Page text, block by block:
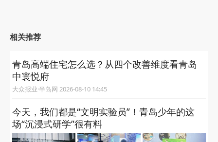
相关推荐
青岛高端住宅怎么选？从四个改善维度看青岛
中寰悦府
大众报业·半岛网 2026-08-10 14:45
今天，我们都是“文明实验员”！青岛少年的这
场“沉浸式研学”很有料